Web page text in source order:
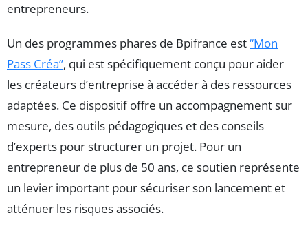
entrepreneurs.
Un des programmes phares de Bpifrance est“Mon
Pass Créa”, qui est spécifiquement conçu pour aider
les créateurs d’entreprise à accéder à des ressources
adaptées. Ce dispositif offre un accompagnement sur
mesure, des outils pédagogiques et des conseils
d’experts pour structurer un projet. Pour un
entrepreneur de plus de 50 ans, ce soutien représente
un levier important pour sécuriser son lancement et
atténuer les risques associés.